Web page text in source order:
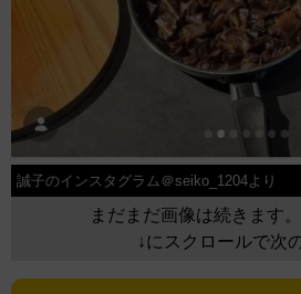
誠子のインスタグラム＠seiko_1204より
まだまだ画像は続きます
↓にスクロールで次